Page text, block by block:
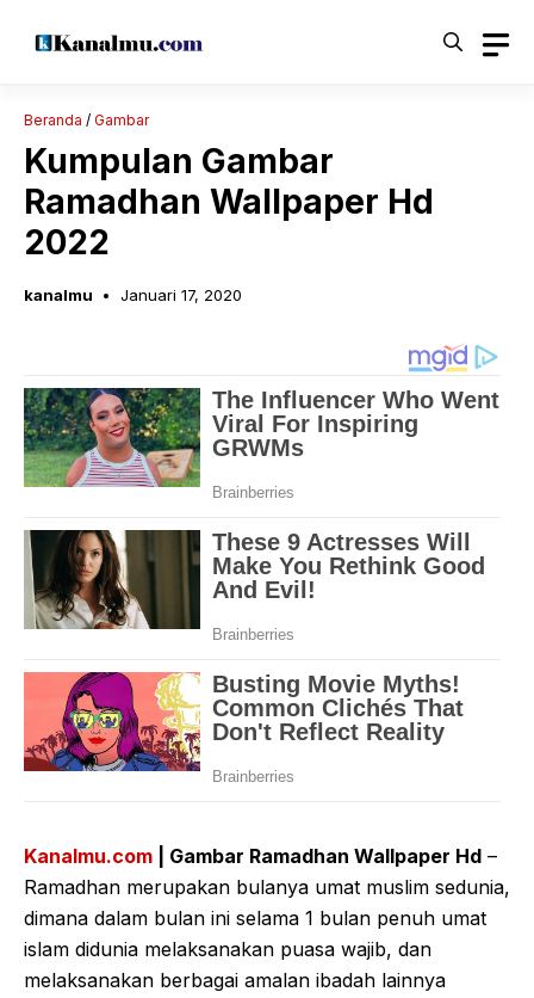
Beranda / Gambar
Kumpulan Gambar
Ramadhan Wallpaper Hd
2022
kanalmu Januari 17, 2020
Kanalmu.com | Gambar Ramadhan Wallpaper Hd –
Ramadhan merupakan bulanya umat muslim sedunia,
dimana dalam bulan ini selama 1 bulan penuh umat
islam didunia melaksanakan puasa wajib, dan
melaksanakan berbagai amalan ibadah lainnya